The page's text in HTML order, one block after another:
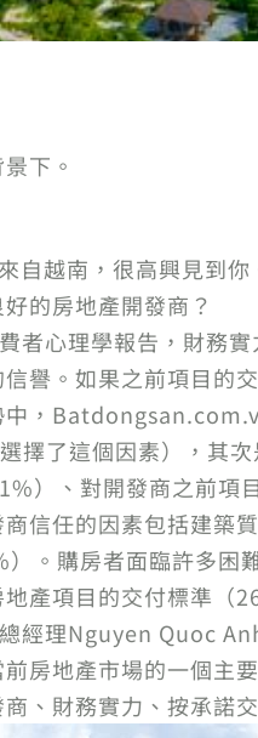
下。
自越南，很高興見到你
的房地產開發商？
心理學報告，財務
譽。如果之前項目的
，
擇了這個因素），其
）、對開發商之前
信任的因素包括建築
。購房者面臨許多困
產項目的交付標準（
理Nguyen Quoc
房地產市場的一個主
、財務實力、按承諾